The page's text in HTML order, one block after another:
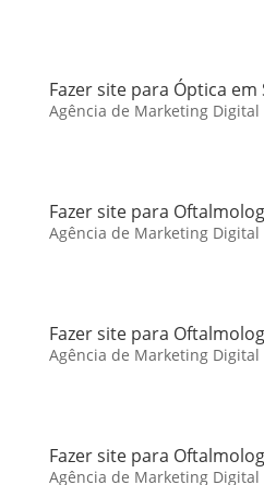
Fazer site para Óptica em
Agência de Marketing Digital
Fazer site para
Agência de Marketing Digital
Fazer site para
Agência de Marketing Digital
Fazer site para
Agência de Marketing Digital